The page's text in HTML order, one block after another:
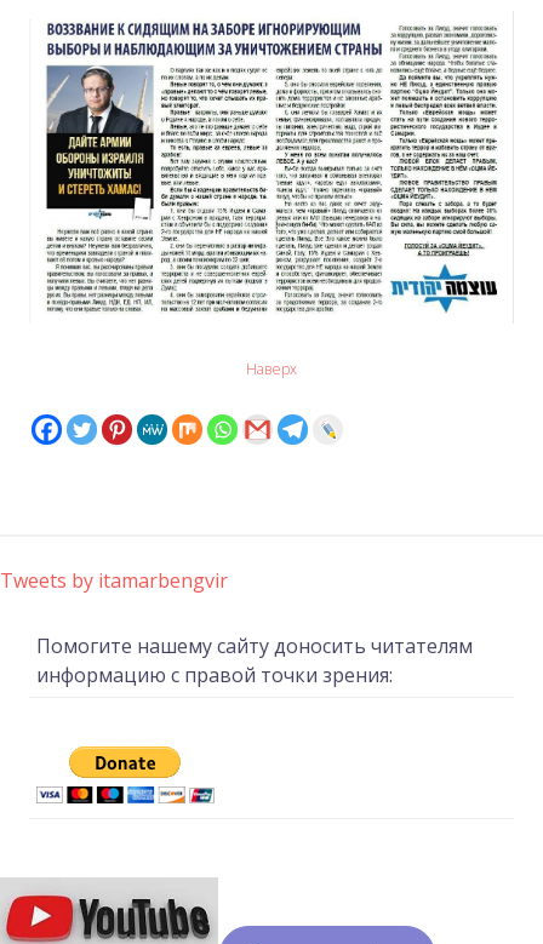
Наверх
Tweets by itamarbengvir
Помогите нашему сайту доносить читателям
информацию с правой точки зрения: